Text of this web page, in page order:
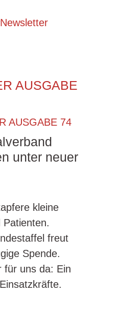
Newsletter
AUSGABE
unter neuer
kleine
Patienten.
freut
Spende.
für uns da: Ein